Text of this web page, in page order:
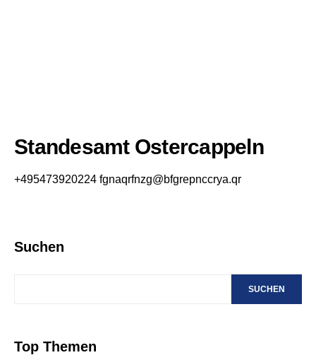
Standesamt Ostercappeln
+495473920224 fgnaqrfnzg@bfgrepnccrya.qr
Suchen
SUCHEN
Top Themen